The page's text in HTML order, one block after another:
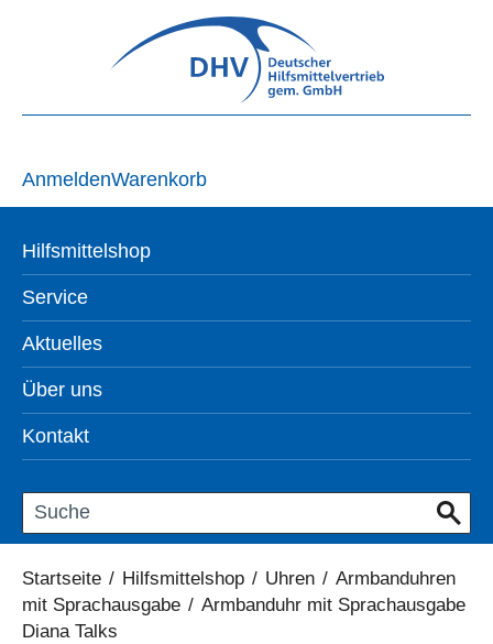
AnmeldenWarenkorb
Hilfsmittelshop
Service
Aktuelles
Über uns
Kontakt
Startseite / Hilfsmittelshop / Uhren / Armbanduhren
mit Sprachausgabe / Armbanduhr mit Sprachausgabe
Diana Talks